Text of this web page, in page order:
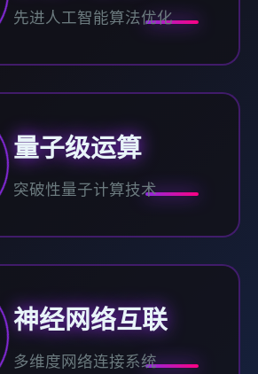
先进人工智能算法优化
量子级运算
突破性量子计算技术
神经网络互联
多维度网络连接系统